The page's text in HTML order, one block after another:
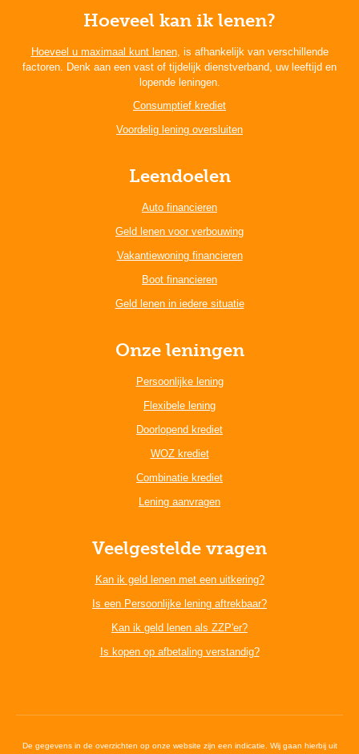
Hoeveel kan ik lenen?
Hoeveel u maximaal kunt lenen, is afhankelijk van verschillende
factoren. Denk aan een vast of tijdelijk dienstverband, uw leeftijd en
lopende leningen.
Consumptief krediet
Voordelig lening oversluiten
Leendoelen
Auto financieren
Geld lenen voor verbouwing
Vakantiewoning financieren
Boot financieren
Geld lenen in iedere situatie
Onze leningen
Persoonlijke lening
Flexibele lening
Doorlopend krediet
WOZ krediet
Combinatie krediet
Lening aanvragen
Veelgestelde vragen
Kan ik geld lenen met een uitkering?
Is een Persoonlijke lening aftrekbaar?
Kan ik geld lenen als ZZP'er?
Is kopen op afbetaling verstandig?
De gegevens in de overzichten op onze website zijn een indicatie. Wij gaan hierbij uit